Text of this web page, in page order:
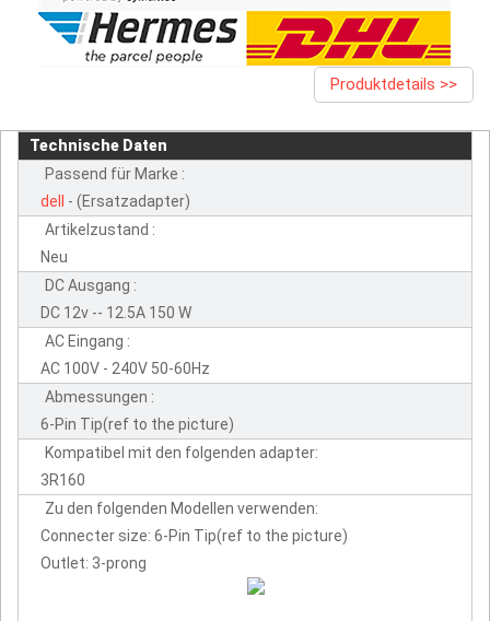
Produktdetails >>
Technische Daten
Passend für Marke :
dell
- (Ersatzadapter)
Artikelzustand :
Neu
DC Ausgang :
DC 12v -- 12.5A 150 W
AC Eingang :
AC 100V - 240V 50-60Hz
Abmessungen :
6-Pin Tip(ref to the picture)
Kompatibel mit den folgenden adapter:
3R160
Zu den folgenden Modellen verwenden:
Connecter size: 6-Pin Tip(ref to the picture)
Outlet: 3-prong